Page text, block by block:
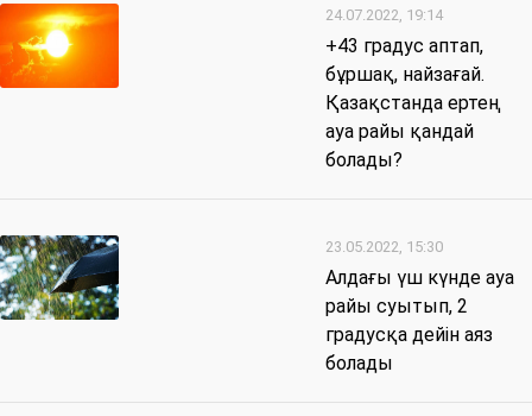
24.07.2022, 19:14
+43 градус аптап,
бұршақ, найзағай.
Қазақстанда ертең
ауа райы қандай
болады?
23.05.2022, 15:30
Алдағы үш күнде ауа
райы суытып, 2
градусқа дейін аяз
болады